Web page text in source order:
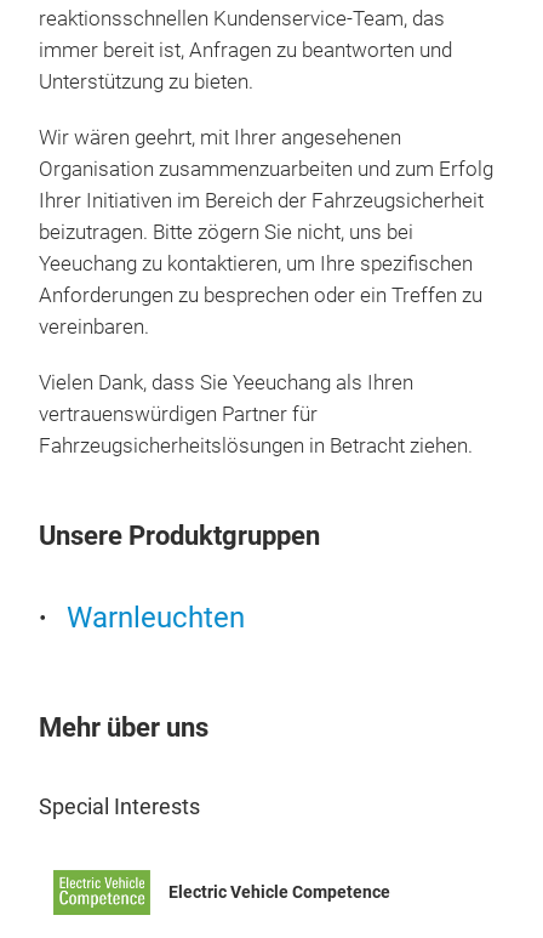
reaktionsschnellen Kundenservice-Team, das
immer bereit ist, Anfragen zu beantworten und
Unterstützung zu bieten.
Wir wären geehrt, mit Ihrer angesehenen
Organisation zusammenzuarbeiten und zum Erfolg
Ihrer Initiativen im Bereich der Fahrzeugsicherheit
beizutragen. Bitte zögern Sie nicht, uns bei
Yeeuchang zu kontaktieren, um Ihre spezifischen
Anforderungen zu besprechen oder ein Treffen zu
vereinbaren.
Vielen Dank, dass Sie Yeeuchang als Ihren
vertrauenswürdigen Partner für
Fahrzeugsicherheitslösungen in Betracht ziehen.
Unsere Produktgruppen
Warnleuchten
Mehr über uns
Special Interests
Electric Vehicle Competence